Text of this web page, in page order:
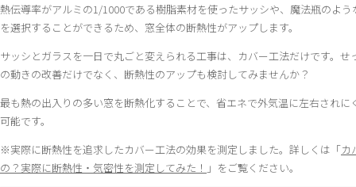
熱伝導率がアルミの1/1000である樹脂素材を使ったサッシや、魔法瓶のよ
を選択することができるため、窓全体の断熱性がアップします。
サッシとガラスを一日で丸ごと変えられる工事は、カバー工法だけです。
の動きの改善だけでなく、断熱性のアップも検討してみませんか？
最も熱の出入りの多い窓を断熱化することで、省エネで外気温に左右され
可能です。
※実際に断熱性を追求したカバー工法の効果を測定しました。詳しくは「カ
の？実際に断熱性・気密性を測定してみた！ 」をご覧ください。